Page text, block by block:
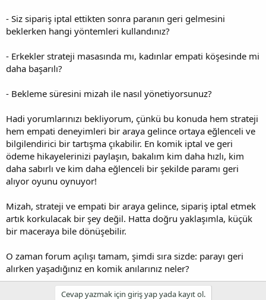
- Siz sipariş iptal ettikten sonra paranın geri gelmesini
beklerken hangi yöntemleri kullandınız?
- Erkekler strateji masasında mı, kadınlar empati köşesinde mi
daha başarılı?
- Bekleme süresini mizah ile nasıl yönetiyorsunuz?
Hadi yorumlarınızı bekliyorum, çünkü bu konuda hem strateji
hem empati deneyimleri bir araya gelince ortaya eğlenceli ve
bilgilendirici bir tartışma çıkabilir. En komik iptal ve geri
ödeme hikayelerinizi paylaşın, bakalım kim daha hızlı, kim
daha sabırlı ve kim daha eğlenceli bir şekilde paramı geri
alıyor oyunu oynuyor!
Mizah, strateji ve empati bir araya gelince, sipariş iptal etmek
artık korkulacak bir şey değil. Hatta doğru yaklaşımla, küçük
bir maceraya bile dönüşebilir.
O zaman forum açılışı tamam, şimdi sıra sizde: parayı geri
alırken yaşadığınız en komik anılarınız neler?
Cevap yazmak için giriş yap yada kayıt ol.